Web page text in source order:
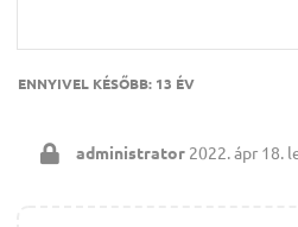
ENNYIVEL KÉSŐBB: 13 ÉV
administrator 2022. ápr 18.